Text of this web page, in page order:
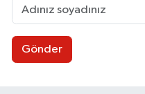
Gönder